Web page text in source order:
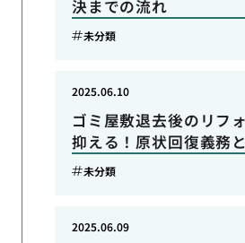
決までの流れ
未分類
ゴミ屋敷退去後のリフ
抑える！原状回復義務
2025.06.10
未分類
2025.06.09